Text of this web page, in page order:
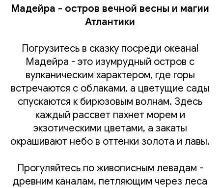
Мадейра - остров вечной весны и магии
Атлантики
Погрузитесь в сказку посреди океана!
Мадейра - это изумрудный остров с
вулканическим характером, где горы
встречаются с облаками, а цветущие сады
спускаются к бирюзовым волнам. Здесь
каждый рассвет пахнет морем и
экзотическими цветами, а закаты
окрашивают небо в оттенки золота и лавы.
Прогуляйтесь по живописным левадам -
древним каналам, петляющим через леса